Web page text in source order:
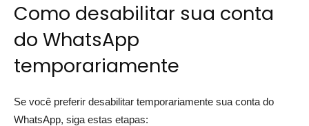
Como desabilitar sua conta
do WhatsApp
temporariamente
Se você preferir desabilitar temporariamente sua conta do
WhatsApp, siga estas etapas: